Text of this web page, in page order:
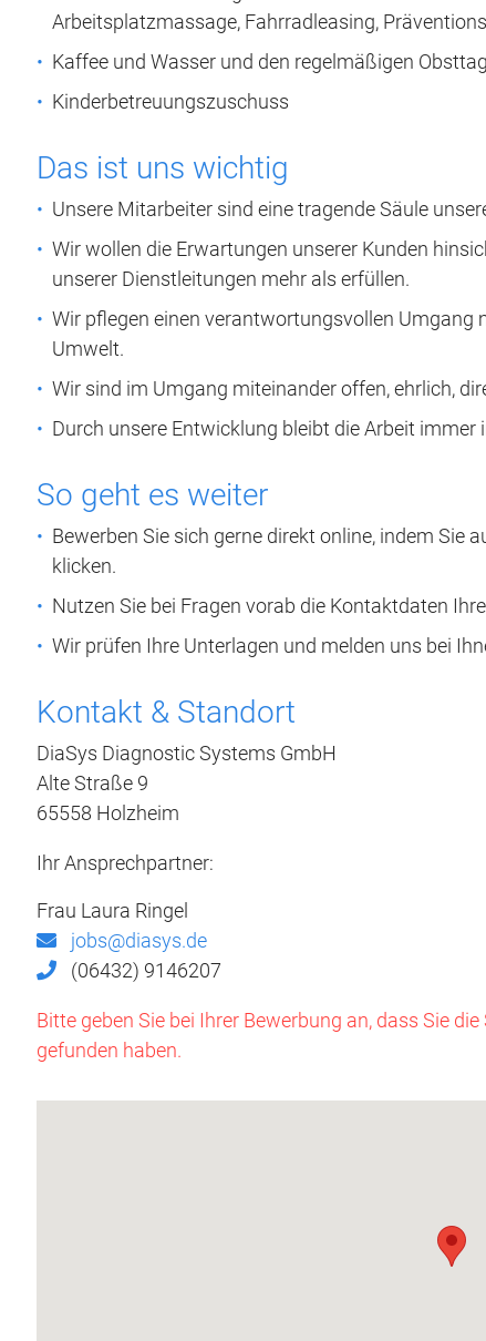
Arbeitsplatzmassage, Fahrradleasing,
Kaffee und Wasser und den regelmäßigen Obsttag
Kinderbetreuungszuschuss
Das ist uns wichtig
Unsere Mitarbeiter sind eine tragende Säule
Wir wollen die Erwartungen unserer Kunden
unserer Dienstleitungen mehr als erfüllen.
Wir pflegen einen verantwortungsvollen Umgang
Umwelt.
Wir sind im Umgang miteinander offen, ehrlich,
Durch unsere Entwicklung bleibt die Arbeit immer
So geht es weiter
Bewerben Sie sich gerne direkt online, indem Sie
klicken.
Nutzen Sie bei Fragen vorab die Kontaktdaten
Wir prüfen Ihre Unterlagen und melden uns bei
Kontakt & Standort
DiaSys Diagnostic Systems GmbH
Alte Straße 9
65558 Holzheim
Ihr Ansprechpartner:
Frau Laura Ringel
jobs@diasys.de
(06432) 9146207
Bitte geben Sie bei Ihrer Bewerbung an, dass Sie
gefunden haben.